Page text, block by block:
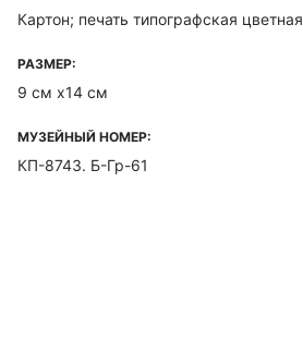
Картон; печать типографская цветная
РАЗМЕР:
9 см х14 см
МУЗЕЙНЫЙ НОМЕР:
КП-8743. Б-Гр-61